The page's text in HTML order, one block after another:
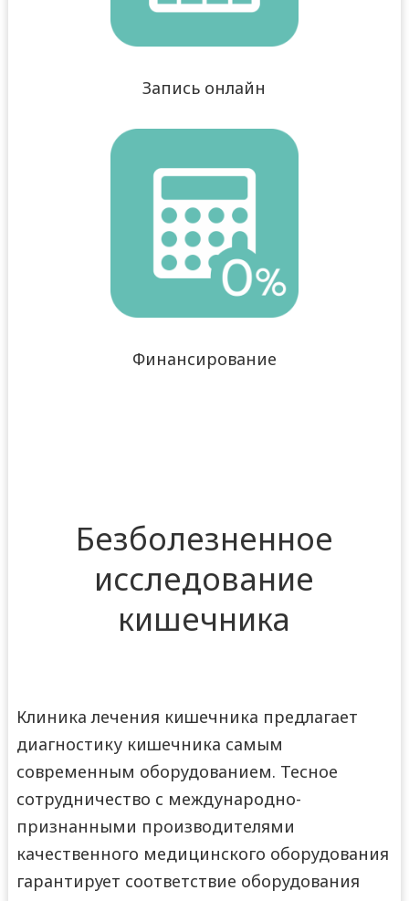
Запись онлайн
Финансирование
Безболезненное
исследование
кишечника
Клиника лечения кишечника предлагает
диагностику кишечника самым
современным оборудованием. Тесное
сотрудничество с международно-
признанными производителями
качественного медицинского оборудования
гарантирует соответствие оборудования